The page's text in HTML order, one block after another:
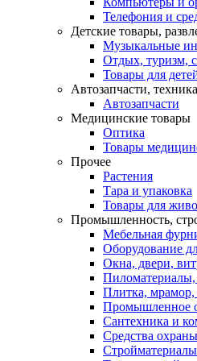
Телефония и
Детские товары,
Музыкальные
Отдых, туризм,
Товары для
Автозапчасти, техника
Автозапчасти
Медицинские товары
Оптика
Товары
Прочее
Растения
Тара и упаковка
Товары для
Промышленность,
Мебельная
Оборудование
Окна, двери,
Пиломатериалы,
Плитка, мрамор,
Промышленное
Сантехника и
Средства